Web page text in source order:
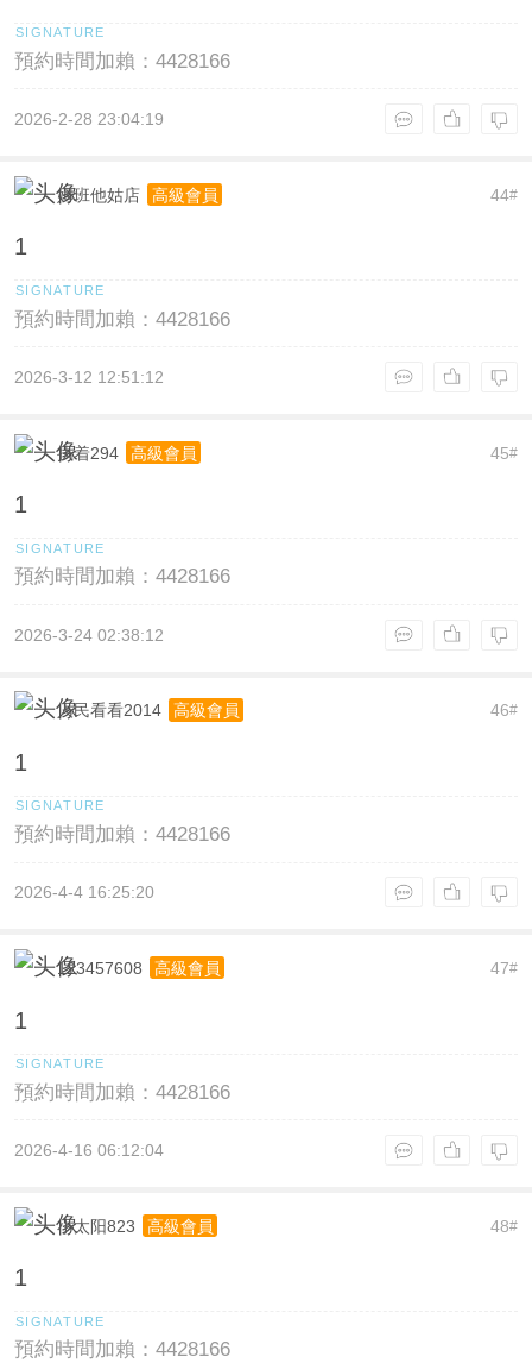
預約時間加賴：4428166
2026-2-28 23:04:19
44#
姆班他姑店 高級會員
1
預約時間加賴：4428166
2026-3-12 12:51:12
45#
执着294 高級會員
1
預約時間加賴：4428166
2026-3-24 02:38:12
46#
人民看看2014 高級會員
1
預約時間加賴：4428166
2026-4-4 16:25:20
47#
123457608 高級會員
1
預約時間加賴：4428166
2026-4-16 06:12:04
48#
小太阳823 高級會員
1
預約時間加賴：4428166